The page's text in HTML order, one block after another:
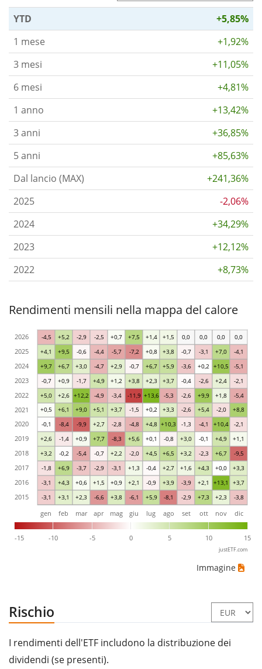
YTD
+5,85%
1 mese
+1,92%
3 mesi
+11,05%
6 mesi
+4,81%
1 anno
+13,42%
3 anni
+36,85%
5 anni
+85,63%
Dal lancio (MAX)
+241,36%
2025
-2,06%
2024
+34,29%
2023
+12,12%
2022
+8,73%
Rendimenti mensili nella mappa del calore
-3,1 +3,1 +2,3 -6,6 +3,8 -6,1 +5,9 -8,1 -2,9 +7,3 +2,3 -3,8
-3,1 +4,3 +0,6 +1,5 +0,9 +2,1 -0,9 +3,9 -3,9 +2,1 +13,1 +3,7
-1,8 +6,9 -3,7 -2,9 -3,1 +1,3 -0,4 +2,7 +1,6 +4,3 +0,0 +3,3
+3,2 -0,2 -5,4 -0,7 +2,2 -2,0 +4,5 +6,5 +3,2 -2,3 +6,7 -9,5
+2,6 -1,4 +0,9 +7,7 -8,3 +5,6 +0,1 -0,8 +3,0 -0,1 +4,9 +1,1
-0,1 -8,4 -9,9 +2,7 -2,8 -4,8 +4,8 +10,3 -1,3 -4,1 +10,4 -2,1
+0,5 +6,1 +9,0 +5,1 +3,7 -1,5 +0,2 +3,3 -2,6 +5,4 -2,0 +8,8
+5,0 +2,6 +12,2 -4,9 -3,4 -11,9 +13,6 -5,3 -2,6 +9,9 +1,8 -5,4
-0,7 +0,9 -1,7 +4,9 +1,2 +3,8 +2,3 +3,7 -0,4 -2,6 +2,4 -2,1
+9,7 +6,7 +3,0 -4,7 +2,9 -0,7 +6,7 +5,9 -3,6 +0,2 +10,5 -5,1
+4,1 +9,5 -0,6 -4,4 -5,7 -7,2 +0,8 +3,8 -0,7 -3,1 +7,0 -4,1
-4,5 +5,2 -2,9 -2,5 +0,7 +7,5 +1,4 +1,5 0,0 0,0 0,0 0,0
-15 -10 -5 0 5 10 15
gen feb mar apr mag giu lug ago set ott nov dic
2015
2016
2017
2018
2019
2020
2021
2022
2023
2024
2025
2026
justETF.com
Immagine
Rischio
I rendimenti dell'ETF includono la distribuzione dei
dividendi (se presenti).